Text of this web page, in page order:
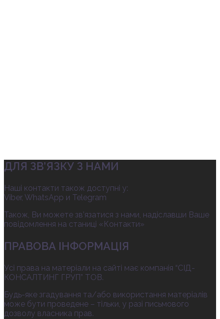
ДЛЯ ЗВ’ЯЗКУ З НАМИ
Наші контакти також доступні у:
Viber, WhatsApp и Telegram
Також, Ви можете зв’язатися з нами, надіславши Ваше
повідомлення на станиці «Контакти»
ПРАВОВА ІНФОРМАЦІЯ
Усі права на матеріали на сайті має компанія “СІД-
КОНСАЛТИНГ ГРУП” ТОВ.
Будь-яке згадування та/або використання матеріалів
може бути проведене – тільки, у разі письмового
дозволу власника прав.